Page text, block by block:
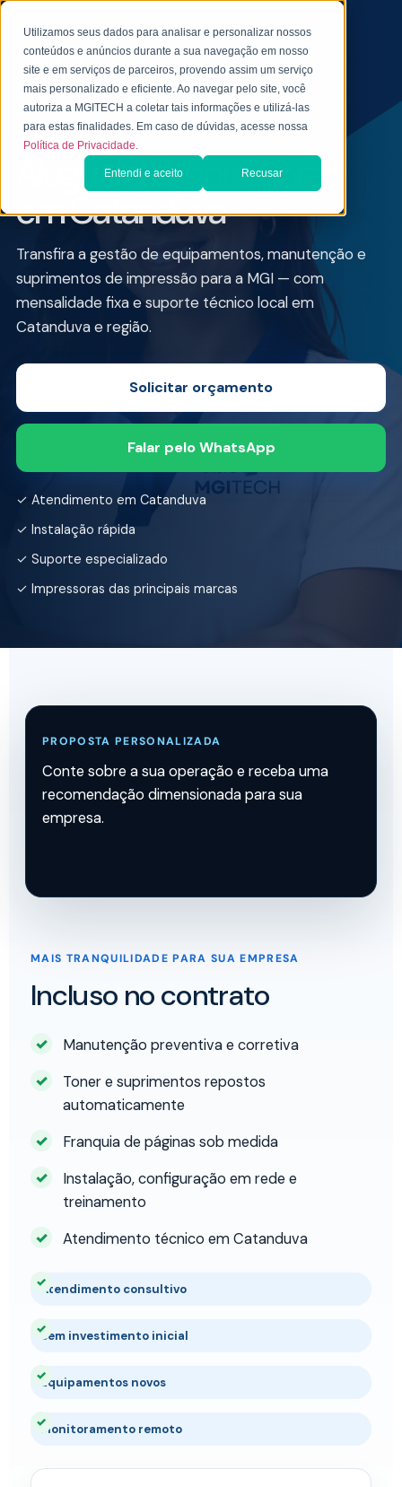
Utilizamos seus dados para analisar e personalizar nossos
conteúdos e anúncios durante a sua navegação em nosso
site e em serviços de parceiros, provendo assim um serviço
mais personalizado e eficiente. Ao navegar pelo site, você
autoriza a MGITECH a coletar tais informações e utilizá-las
para estas finalidades. Em caso de dúvidas, acesse nossa
Política de Privacidade.
Entendi e aceito Recusar
ALUGUEL DE IMPRESSORA PARA EMPRESAS
Aluguel de Impressoras
em Catanduva
Transfira a gestão de equipamentos, manutenção e
suprimentos de impressão para a MGI — com
mensalidade fixa e suporte técnico local em
Catanduva e região.
Solicitar orçamento
Falar pelo WhatsApp
✓ Atendimento em Catanduva
✓ Instalação rápida
✓ Suporte especializado
✓ Impressoras das principais marcas
PROPOSTA PERSONALIZADA
Conte sobre a sua operação e receba uma
recomendação dimensionada para sua
empresa.
MAIS TRANQUILIDADE PARA SUA EMPRESA
Incluso no contrato
Manutenção preventiva e corretiva
Toner e suprimentos repostos
automaticamente
Franquia de páginas sob medida
Instalação, configuração em rede e
treinamento
Atendimento técnico em Catanduva
Atendimento consultivo
Sem investimento inicial
Equipamentos novos
Monitoramento remoto